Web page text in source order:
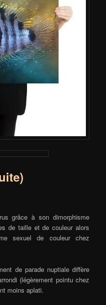
grâce à son dimorphisme
de taille et de couleur alors
sexuel de couleur chez
de parade nuptiale diffère
(légèrement pointu chez
moins aplati.